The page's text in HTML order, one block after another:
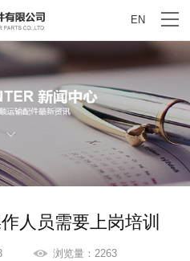
EN
人员需要上岗培训
浏览量：2263